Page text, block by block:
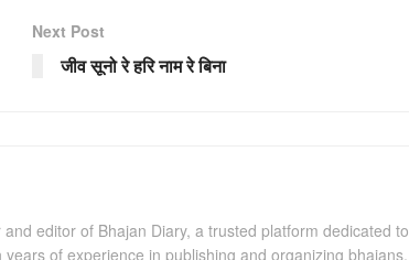
Next Post
जीव सूनो रे हरि नाम रे बिना
editor of Bhajan Diary, a trusted platform dedicated to
of experience in publishing and organizing bhajans,